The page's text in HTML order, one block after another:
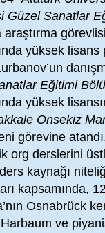
Güzel Sanatlar
araştırma
yüksek
Eğitimi
yüksek
Onsekiz
görevine
org derslerini
kaynağı
kapsamında,
Osnabrück
ve